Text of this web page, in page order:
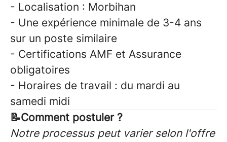
- Localisation : Morbihan
- Une expérience minimale de 3-4 ans
sur un poste similaire
- Certifications AMF et Assurance
obligatoires
- Horaires de travail : du mardi au
samedi midi
📝Comment postuler ?
Notre processus peut varier selon l'offre